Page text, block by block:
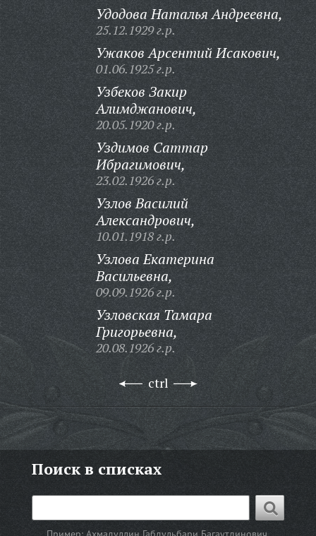
Удодова Наталья Андреевна,
25.12.1929 г.р.
Ужаков Арсентий Исакович,
01.06.1925 г.р.
Узбеков Закир
Алимджанович,
20.05.1920 г.р.
Уздимов Саттар
Ибрагимович,
23.02.1926 г.р.
Узлов Василий
Александрович,
10.01.1918 г.р.
Узлова Екатерина
Васильевна,
09.09.1926 г.р.
Узловская Тамара
Григорьевна,
20.08.1926 г.р.
ctrl
Поиск в списках